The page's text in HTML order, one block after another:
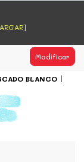
READ MORE
productos de
Modificar
BLANCO